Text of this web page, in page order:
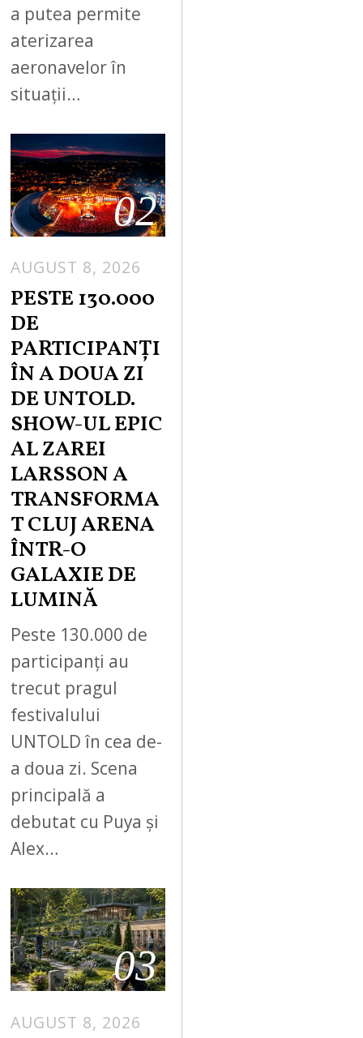
a putea permite
aterizarea
aeronavelor în
situații…
02
AUGUST 8, 2026
PESTE 130.000
DE
PARTICIPANȚI
ÎN A DOUA ZI
DE UNTOLD.
SHOW-UL EPIC
AL ZAREI
LARSSON A
TRANSFORMA
T CLUJ ARENA
ÎNTR-O
GALAXIE DE
LUMINĂ
Peste 130.000 de
participanți au
trecut pragul
festivalului
UNTOLD în cea de-
a doua zi. Scena
principală a
debutat cu Puya și
Alex…
03
AUGUST 8, 2026